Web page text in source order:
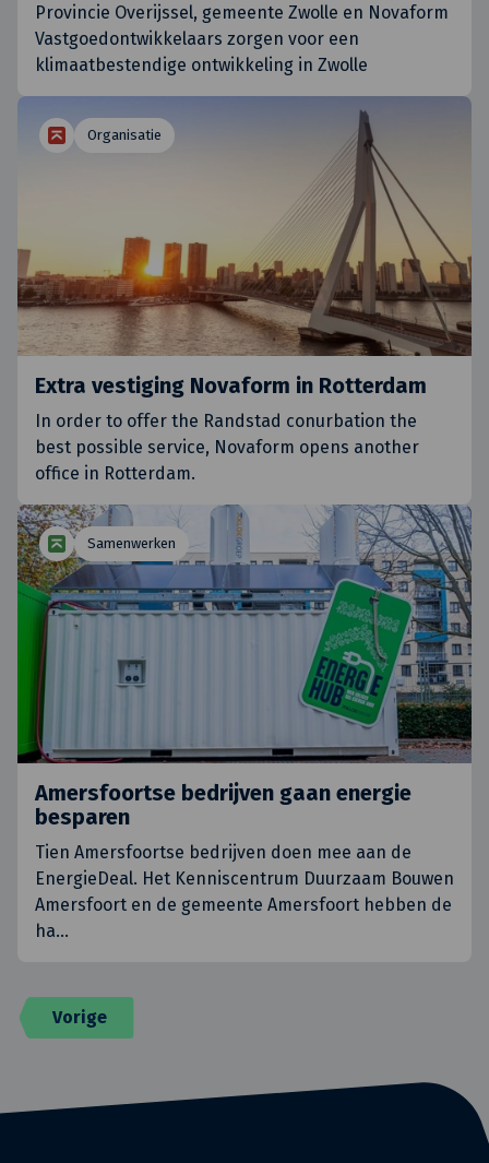
Provincie Overijssel, gemeente Zwolle en Novaform
Vastgoedontwikkelaars zorgen voor een
klimaatbestendige ontwikkeling in Zwolle
Organisatie
Extra vestiging Novaform in Rotterdam
In order to offer the Randstad conurbation the
best possible service, Novaform opens another
office in Rotterdam.
Samenwerken
Amersfoortse bedrijven gaan energie
besparen
Tien Amersfoortse bedrijven doen mee aan de
EnergieDeal. Het Kenniscentrum Duurzaam Bouwen
Amersfoort en de gemeente Amersfoort hebben de
ha…
Vorige